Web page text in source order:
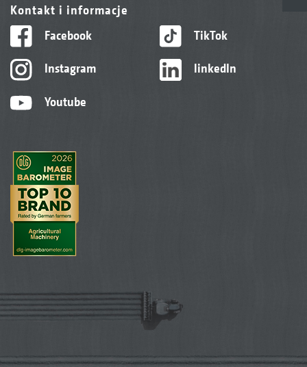
Kontakt i informacje
Facebook
Instagram
Youtube
TikTok
linkedIn